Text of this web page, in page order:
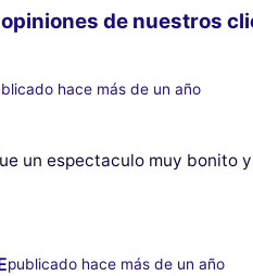
de nuestros
hace más de un año
un espectaculo muy bonito
publicado hace más de un año